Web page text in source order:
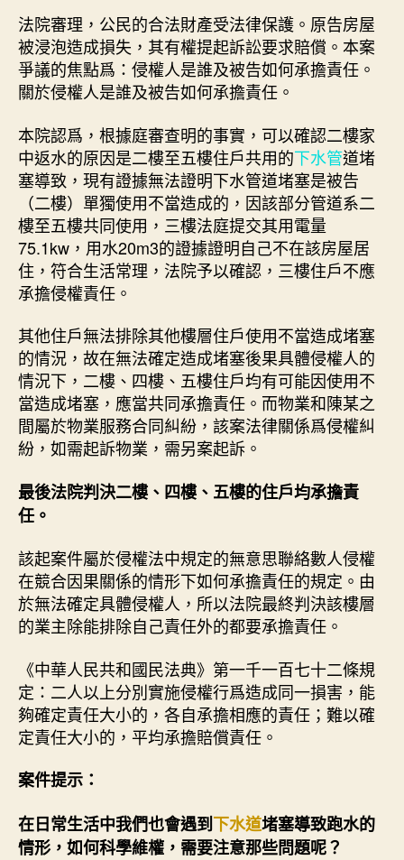
法院審理，公民的合法財產受法律保護。原告房屋
被浸泡造成損失，其有權提起訴訟要求賠償。本案
爭議的焦點爲：侵權人是誰及被告如何承擔責任。
關於侵權人是誰及被告如何承擔責任。
本院認爲，根據庭審查明的事實，可以確認二樓家
中返水的原因是二樓至五樓住戶共用的下水管道堵
塞導致，現有證據無法證明下水管道堵塞是被告
（二樓）單獨使用不當造成的，因該部分管道系二
樓至五樓共同使用，三樓法庭提交其用電量
75.1kw，用水20m3的證據證明自己不在該房屋居
住，符合生活常理，法院予以確認，三樓住戶不應
承擔侵權責任。
其他住戶無法排除其他樓層住戶使用不當造成堵塞
的情況，故在無法確定造成堵塞後果具體侵權人的
情況下，二樓、四樓、五樓住戶均有可能因使用不
當造成堵塞，應當共同承擔責任。而物業和陳某之
間屬於物業服務合同糾紛，該案法律關係爲侵權糾
紛，如需起訴物業，需另案起訴。
最後法院判決二樓、四樓、五樓的住戶均承擔責
任。
該起案件屬於侵權法中規定的無意思聯絡數人侵權
在競合因果關係的情形下如何承擔責任的規定。由
於無法確定具體侵權人，所以法院最終判決該樓層
的業主除能排除自己責任外的都要承擔責任。
《中華人民共和國民法典》第一千一百七十二條規
定：二人以上分別實施侵權行爲造成同一損害，能
夠確定責任大小的，各自承擔相應的責任；難以確
定責任大小的，平均承擔賠償責任。
案件提示：
在日常生活中我們也會遇到下水道堵塞導致跑水的
情形，如何科學維權，需要注意那些問題呢？